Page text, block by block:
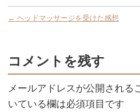
← ヘッドマッサージを受けた感想
コメントを残す
メールアドレスが公開される
いている欄は必須項目です